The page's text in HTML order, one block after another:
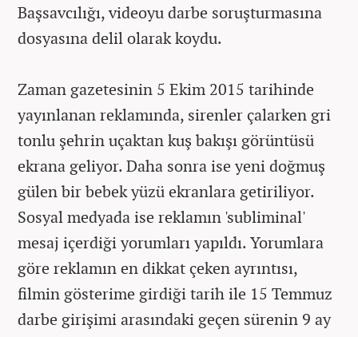
Başsavcılığı, videoyu darbe soruşturmasına
dosyasına delil olarak koydu.
Zaman gazetesinin 5 Ekim 2015 tarihinde
yayınlanan reklamında, sirenler çalarken gri
tonlu şehrin uçaktan kuş bakışı görüntüsü
ekrana geliyor. Daha sonra ise yeni doğmuş
gülen bir bebek yüzü ekranlara getiriliyor.
Sosyal medyada ise reklamın 'subliminal'
mesaj içerdiği yorumları yapıldı. Yorumlara
göre reklamın en dikkat çeken ayrıntısı,
filmin gösterime girdiği tarih ile 15 Temmuz
darbe girişimi arasındaki geçen sürenin 9 ay